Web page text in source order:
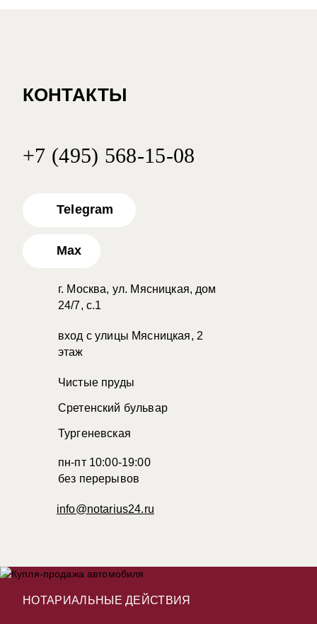
КОНТАКТЫ
+7 (495) 568-15-08
Telegram
Max
г. Москва, ул. Мясницкая, дом
24/7, с.1
вход с улицы Мясницкая, 2
этаж
Чистые пруды
Сретенский бульвар
Тургеневская
пн-пт 10:00-19:00
без перерывов
info@notarius24.ru
НОТАРИАЛЬНЫЕ ДЕЙСТВИЯ